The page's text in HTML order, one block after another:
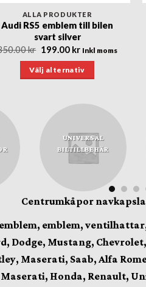
ALLA PRODUKTER
Audi RS5 emblem till bilen
svart silver
kr Det
priset
var:
350.00 kr.
199.00 krDet
priset
är:
199.00 kr.
Inkl moms
Välj alternativ
produkten
flera
varianter.
olika
alternativen
väljas
på
produktsidan
UNIVERSAL
BILTILLBEHÄR
Centrumkåpor
emblem,
Dodge, Mustang,
Maserati, Saab, Alfa
Maserati, Honda, Renault,